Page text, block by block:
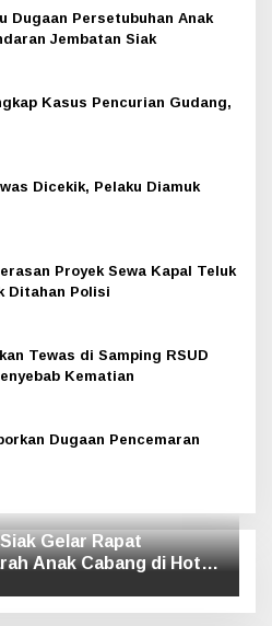
Dugaan Persetubuhan Anak
Jembatan Siak
Kasus Pencurian Gudang,
Dicekik, Pelaku Diamuk
Proyek Sewa Kapal Teluk
Ditahan Polisi
Tewas di Samping RSUD
Kematian
Dugaan Pencemaran
Gelar Rapat
Anak Cabang di Hotel